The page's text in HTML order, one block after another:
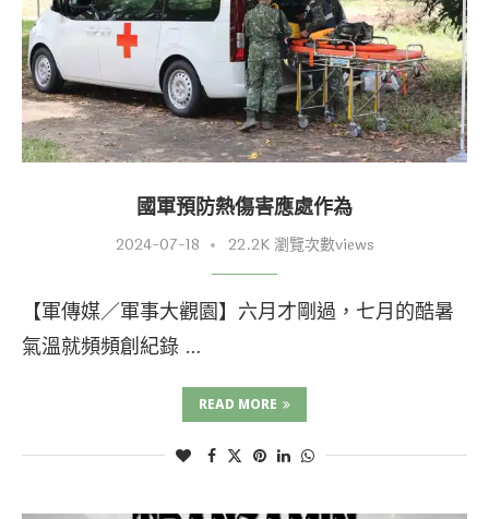
國軍預防熱傷害應處作為
2024-07-18 22.2K 瀏覽次數views
【軍傳媒／軍事大觀園】六月才剛過，七月的酷暑
氣溫就頻頻創紀錄 …
READ MORE